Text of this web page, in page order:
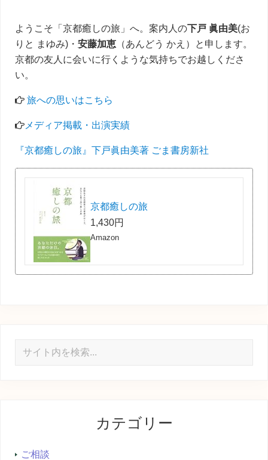
ようこそ「京都癒しの旅」へ。案内人の下戸 眞由美(お
りと まゆみ)・ 安藤加恵 （あんどう かえ）と申します。
京都の友人に会いに行くような気持ちでお越しくださ
い。
旅への思いはこちら
メディア掲載・出演実績
『京都癒しの旅』下戸眞由美著 ごま書房新社
京都癒しの旅
1,430円
Amazon
カテゴリー
ご相談